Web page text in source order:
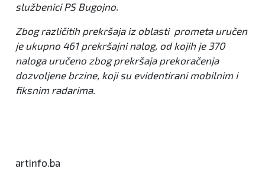
službenici PS Bugojno.
Zbog različitih prekršaja iz oblasti prometa uručen
je ukupno 461 prekršajni nalog, od kojih je 370
naloga uručeno zbog prekršaja prekoračenja
dozvoljene brzine, koji su evidentirani mobilnim i
fiksnim radarima.
artinfo.ba